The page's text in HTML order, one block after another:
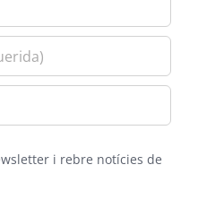
i rebre notícies de